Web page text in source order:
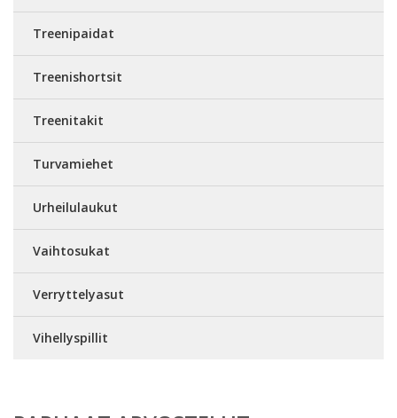
Treenipaidat
Treenishortsit
Treenitakit
Turvamiehet
Urheilulaukut
Vaihtosukat
Verryttelyasut
Vihellyspillit